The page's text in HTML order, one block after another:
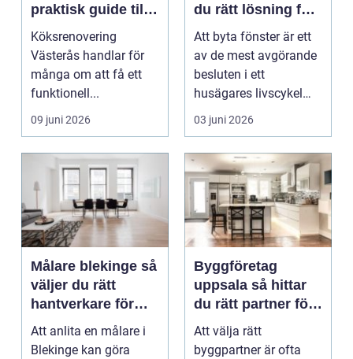
praktisk guide till
ett lyckat projekt
Köksrenovering
Västerås handlar för
många om att få ett
funktionell...
09 juni 2026
du rätt lösning för
hus och klimat
Att byta fönster är ett
av de mest avgörande
besluten i ett
husägares livscykel
med sitt hem. Rätt f...
03 juni 2026
Målare blekinge så
väljer du rätt
hantverkare för
ditt projekt
Att anlita en målare i
Blekinge kan göra
Byggföretag
uppsala så hittar
du rätt partner för
renovering och
ombyggnad
Att välja rätt
byggpartner är ofta